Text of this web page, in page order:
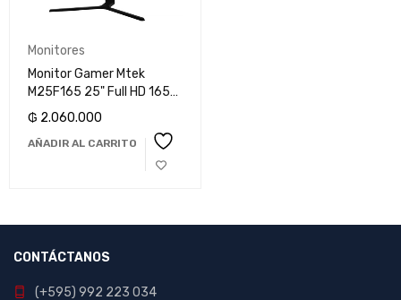
Monitores
Monitor Gamer Mtek
M25F165 25" Full HD 165
Hz
₲ 2.060.000
AÑADIR AL CARRITO
CONTÁCTANOS
(+595) 992 223 034